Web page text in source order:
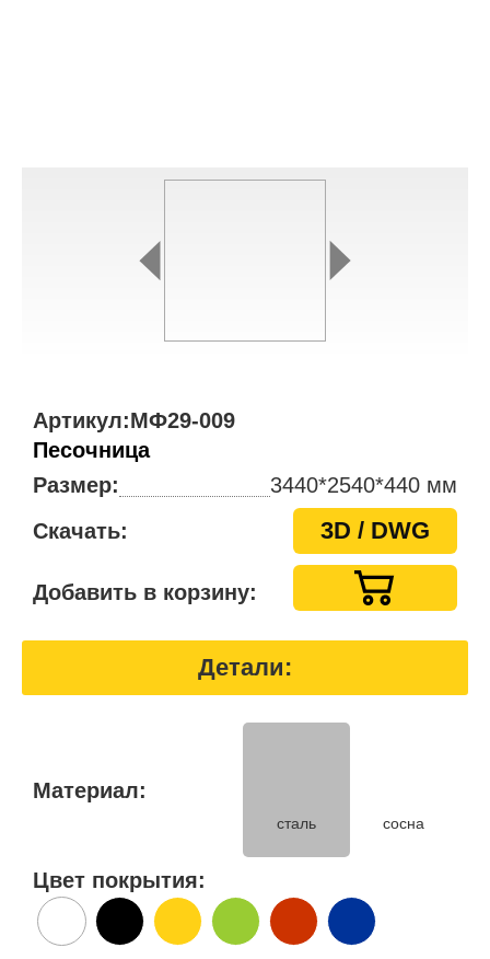
Артикул:МФ29-009
Песочница
Размер:
3440*2540*440 мм
Скачать:
3D / DWG
Добавить в корзину:
Детали:
Материал:
сталь сосна
Цвет покрытия: